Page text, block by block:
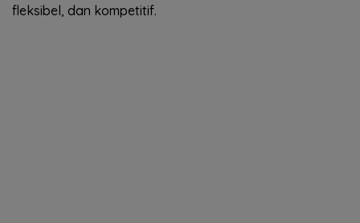
fleksibel, dan kompetitif.